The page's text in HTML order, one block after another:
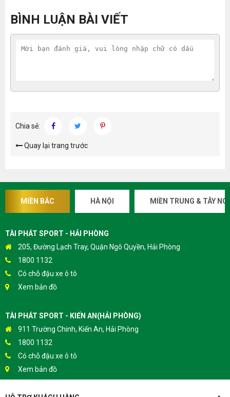
BÌNH LUẬN BÀI VIẾT
Chia sẻ:
Quay lại trang trước
MIỀN BẮC HÀ NỘI MIỀN TRUNG & TÂY
TÀI PHÁT SPORT - HẢI PHÒNG
205, Đường Lạch Tray, Quận Ngô Quyền, Hải Phòng
1800 1132
Có chỗ đậu xe ô tô
Xem bản đồ
TÀI PHÁT SPORT - KIẾN AN(HẢI PHÒNG)
911 Trường Chinh, Kiến An, Hải Phòng
1800 1132
Có chỗ đậu xe ô tô
Xem bản đồ